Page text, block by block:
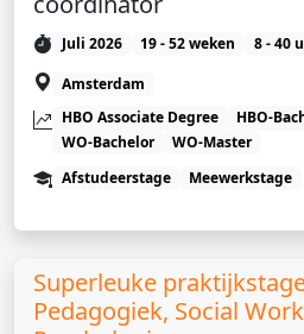
Juli 2026 19 - 52 weken
8 - 40
Amsterdam
HBO Associate Degree
HBO-
WO-Bachelor
WO-Master
Afstudeerstage
Meewerkstage
Superleuke
Pedagogiek, Social